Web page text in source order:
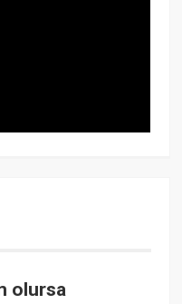
olursa